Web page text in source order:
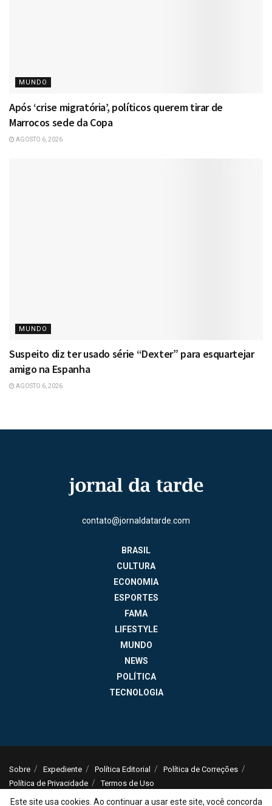
MUNDO
Após ‘crise migratória’, políticos querem tirar de
Marrocos sede da Copa
AGOSTO 6, 2026
MUNDO
Suspeito diz ter usado série “Dexter” para esquartejar
amigo na Espanha
AGOSTO 6, 2026
contato@jornaldatarde.com
BRASIL
CULTURA
ECONOMIA
ESPORTES
FAMA
LIFESTYLE
MUNDO
NEWS
POLÍTICA
TECNOLOGIA
Sobre Expediente Política Editorial
Política de Correções
Política de Privacidade
Termos de Uso
© 2025Jornal da Tarde- Notícias do Brasil e do mundo - ISSN: 1516-294X -
Este site usa cookies. Ao continuar a usar este site, você concorda